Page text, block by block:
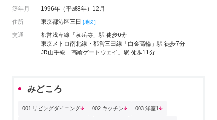
築年月
1996年（平成8年）12月
住所
東京都港区三田 [地図]
交通
都営浅草線「泉岳寺」駅 徒歩6分
東京メトロ南北線・都営三田線「白金高輪」駅 徒歩7分
JR山手線「高輪ゲートウェイ」駅 徒歩11分
みどころ
001 リビングダイニング 002 キッチン 003 洋室1